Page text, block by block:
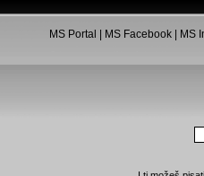
MS Portal MS Facebook| MS